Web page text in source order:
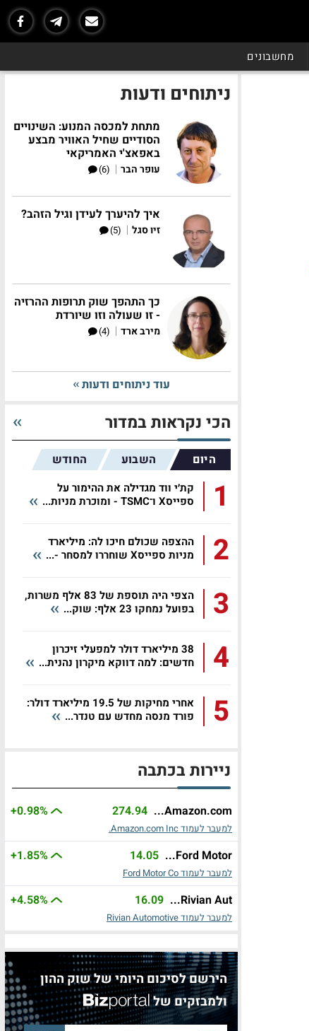
מחשבונים
ניתוחים ודעות
מתחת למכסה המנוע: השינויים
הסודיים שחיל האוויר מבצע
באפאצ'י האמריקאי
עופר הבר |
(6)
איך להיערך לעידן וגיל הזהב?
זיו סגל |
(5)
כך התהפך שוק תרופות ההרזיה
- זו שעולה וזו שיורדת
מירב ארד |
(4)
עוד ניתוחים ודעות
הכי נקראות במדור
היום השבוע החודש
1
קת׳י ווד מגדילה את ההימור על
ספייסX ו־TSMC - ומוכרת מניות...
2
ההצפה שכולם חיכו לה: מיליארד
מניות ספייסX שוחררו למסחר -...
3
הצפי היה תוספת של 83 אלף משרות,
בפועל נמחקו 23 אלף: שוק...
4
38 מיליארד דולר למפעלי זיכרון
חדשים: למה דווקא מיקרון נהנית...
5
אחרי מחיקות של 19.5 מיליארד דולר:
פורד מנסה מחדש עם טנדר...
ניירות בכתבה
Amazon.com...
274.94
+0.98%
למעבר לעמוד Amazon.com Inc.
Ford Motor...
14.05
+1.85%
למעבר לעמוד Ford Motor Co
Rivian Aut...
16.09
+4.58%
למעבר לעמוד Rivian Automotive
הירשם לסיכום היומי של שוק ההון
ולמבזקים של